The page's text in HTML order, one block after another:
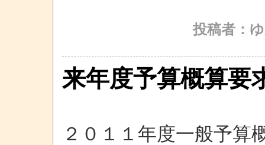
投稿者：
来年度予算概算要
２０１１年度一般予算